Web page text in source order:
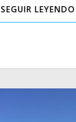
SEGUIR LEYENDO